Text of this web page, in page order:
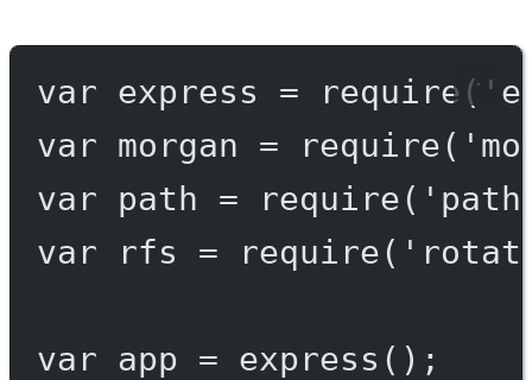
var express = require (
var morgan = require(
var path = require(
var rfs = require(
var app = express ();